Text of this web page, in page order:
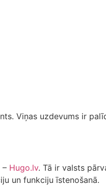
Viņas uzdevums ir
– Hugo.lv. Tā ir valsts
un funkciju īstenošanā.